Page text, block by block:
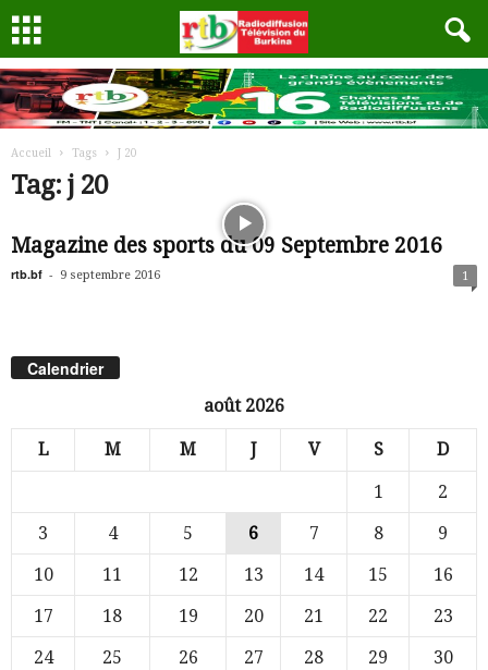
Accueil Tags J 20
Tag: j 20
Magazine des sports du 09 Septembre 2016
rtb.bf - 9 septembre 2016 1
Calendrier
août 2026
L M M J V S D
1
2
3
4 5 6 7 8
9
10
11 12 13 14 15
16
17
18 19 20 21 22
23
24
25 26 27 28 29
30